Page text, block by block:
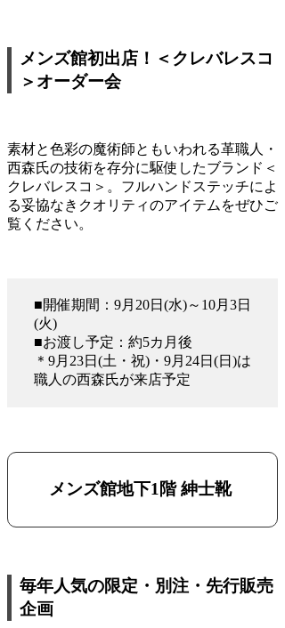
メンズ館初出店！＜クレバレスコ
＞オーダー会
素材と色彩の魔術師ともいわれる革職人・
西森氏の技術を存分に駆使したブランド＜
クレバレスコ＞。フルハンドステッチによ
る妥協なきクオリティのアイテムをぜひご
覧ください。
■開催期間：9月20日(水)～10月3日
(火)
■お渡し予定：約5カ月後
＊9月23日(土・祝)・9月24日(日)は
職人の西森氏が来店予定
メンズ館地下1階 紳士靴
毎年人気の限定・別注・先行販売
企画